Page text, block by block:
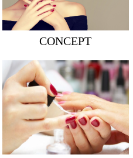
CONCEPT